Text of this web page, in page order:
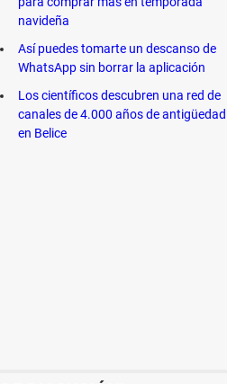
la unidad C del sistema
error. Así es como se hace.
el PC, se requiere el DVD de
y reparados al desmarcar la
que las modificaciones sean
esta unidad para ahorrar
navideña
Así puedes tomarte un descanso de
WhatsApp sin borrar la aplicación
Los científicos descubren una red de
canales de 4.000 años de antigüedad
en Belice